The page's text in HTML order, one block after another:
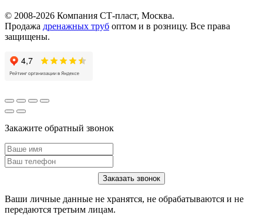
© 2008-2026 Компания СТ-пласт, Москва.
Продажа дренажных труб оптом и в розницу. Все права
защищены.
Закажите обратный звонок
Ваши личные данные не хранятся, не обрабатываются и не
передаются третьим лицам.